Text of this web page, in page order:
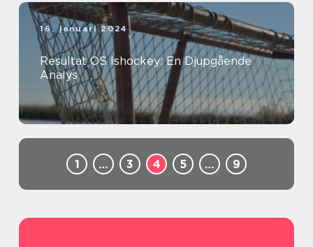
16. januari 2024
Resultat OS Ishockey: En Djupgående
Analys
1 … 3 4 5 … 9